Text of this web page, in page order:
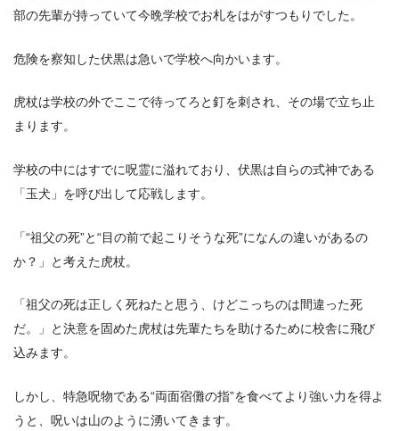
部の先輩が持っていて今晩学校でお札をはがすつもりでした。
危険を察知した伏黒は急いで学校へ向かいます。
虎杖は学校の外でここで待ってろと釘を刺され、その場で立ち止
まります。
学校の中にはすでに呪霊に溢れており、伏黒は自らの式神である
「玉犬」を呼び出して応戦します。
「“祖父の死”と“目の前で起こりそうな死”になんの違いがあるの
か？」と考えた虎杖。
「祖父の死は正しく死ねたと思う、けどこっちのは間違った死
だ。」と決意を固めた虎杖は先輩たちを助けるために校舎に飛び
込みます。
しかし、特急呪物である“両面宿儺の指”を食べてより強い力を得よ
うと、呪いは山のように湧いてきます。